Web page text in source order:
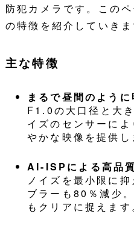
防犯カメラです。この
の特徴を紹介していきま
主な特徴
まるで昼間のよう
F1.0の大口径と大
イズのセンサーに
やかな映像を提供し
AI-ISPによる高品
ノイズを最小限に
ブラーも80％減少
もクリアに捉えます